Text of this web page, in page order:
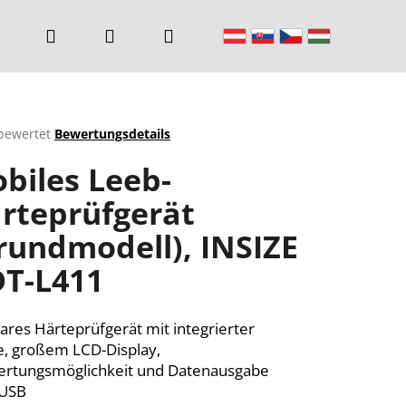
Suchen Warenkorb
Bewertungsdetails
Leeb-
INSIZE
L411
Härteprüfgerät mit integrierter
großem LCD-Display,
und Datenausgabe